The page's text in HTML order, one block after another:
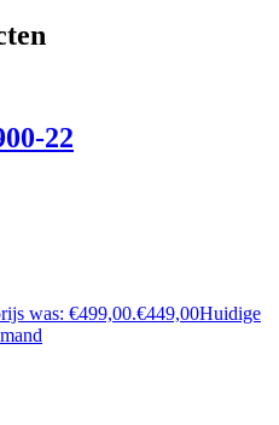
22
was: €499,00.€449,00Huidige